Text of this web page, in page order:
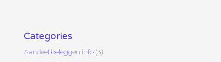
Categories
Aandeel beleggen info (3)